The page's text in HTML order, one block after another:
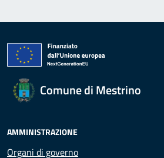
Comune di Mestrino
AMMINISTRAZIONE
Organi di governo